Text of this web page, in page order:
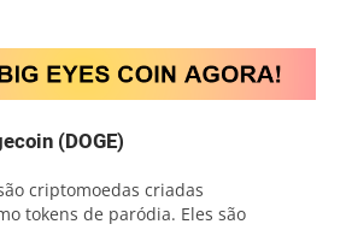
(DOGE)
criptomoedas criadas
tokens de paródia. Eles são